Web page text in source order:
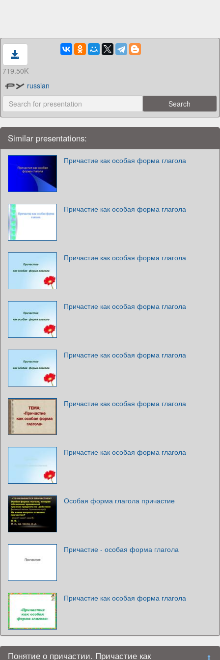
719.50K
russian
Similar presentations:
Причастие как особая форма глагола
Причастие как особая форма глагола
Причастие как особая форма глагола
Причастие как особая форма глагола
Причастие как особая форма глагола
Причастие как особая форма глагола
Причастие как особая форма глагола
Особая форма глагола причастие
Причастие - особая форма глагола
Причастие как особая форма глагола
Понятие о причастии. Причастие как